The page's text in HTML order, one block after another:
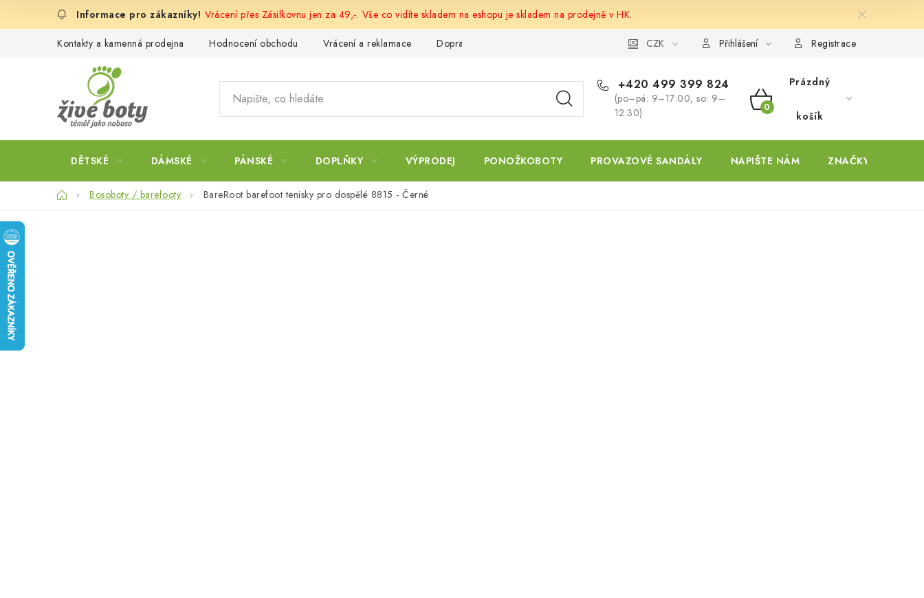
Vrácení přes Zásilkovnu jen za 49,-. Vše co vidíte skladem na eshopu je skladem na prodejně v HK.
Kontakty a kamenná prodejna Hodnocení obchodu Vrácení a reklamace Doprava a platba CZK Přihlášení Registrace
+420 499 399 824
(po–pá: 9–17:00, so: 9–
12:30)
NÁKUPNÍ
KOŠÍK
Prázdný
košík
DĚTSKÉ DÁMSKÉ PÁNSKÉ DOPLŇKY VÝPRODEJ PONOŽKOBOTY PROVAZOVÉ SANDÁLY NAPIŠTE NÁM ZNAČKY
DomůBosoboty / barefooty BareRoot barefoot tenisky pro dospělé 8815 - Černé